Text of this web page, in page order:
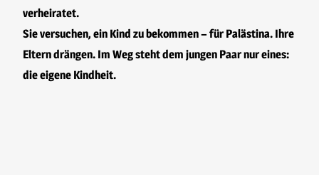
verheiratet.
Sie versuchen, ein Kind zu bekommen – für Palästina. Ihre
Eltern drängen. Im Weg steht dem jungen Paar nur eines:
die eigene Kindheit.